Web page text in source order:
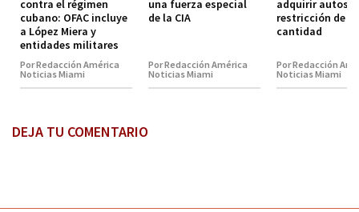
contra el régimen
cubano: OFAC incluye
a López Miera y
entidades militares
Por Redacción América
Noticias Miami
una fuerza especial
de la CIA
Por Redacción América
Noticias Miami
adquirir autos
restricción de
cantidad
Por Redacción
Noticias Miami
DEJA TU COMENTARIO